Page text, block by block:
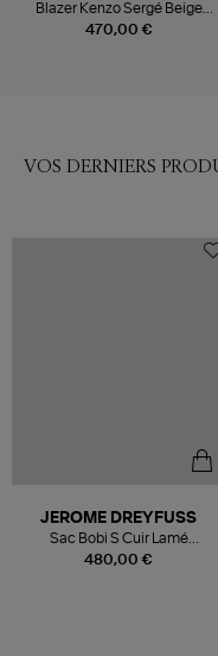
470,00 €
Blazer Kenzo Sergé Beige
Doublure Léopard
VOS DERNIERS
480,00 €
JEROME DREYFUSS
Sac Bobi S Cuir Lamé
Champagne